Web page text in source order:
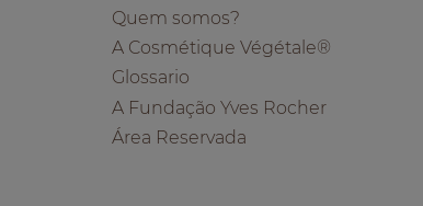
Quem somos?
A Cosmétique Végétale®
Glossario
A Fundação Yves Rocher
Área Reservada